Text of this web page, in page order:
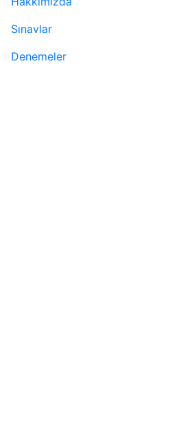
Sınavlar
Denemeler